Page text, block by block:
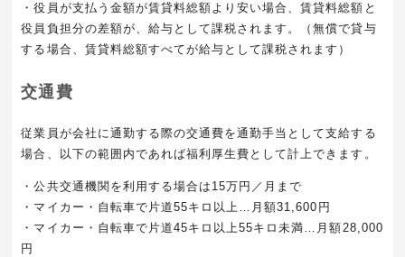
・役員が支払う金額が賃貸料総額より安い場合、賃貸料総額と
役員負担分の差額が、給与として課税されます。（無償で貸与
する場合、賃貸料総額すべてが給与として課税されます）
交通費
従業員が会社に通勤する際の交通費を通勤手当として支給する
場合、以下の範囲内であれば福利厚生費として計上できます。
・公共交通機関を利用する場合は15万円／月まで
・マイカー・自転車で片道55キロ以上…月額31,600円
・マイカー・自転車で片道45キロ以上55キロ未満…月額28,000
円